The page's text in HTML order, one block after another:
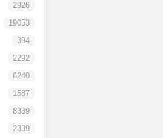
2926
19053
394
2292
6240
1587
8339
2339